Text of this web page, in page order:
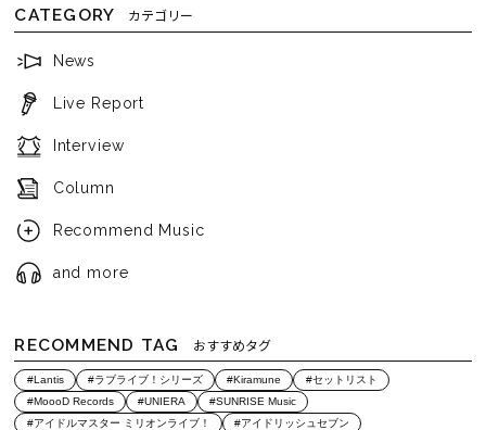
CATEGORY カテゴリー
News
Live Report
Interview
Column
Recommend Music
and more
RECOMMEND TAG おすすめタグ
#Lantis #ラブライブ！シリーズ #Kiramune
#セットリスト
#MoooD Records
#UNIERA
#SUNRISE Music
#アイドルマスター ミリオンライブ！
#アイドリッシュセブン